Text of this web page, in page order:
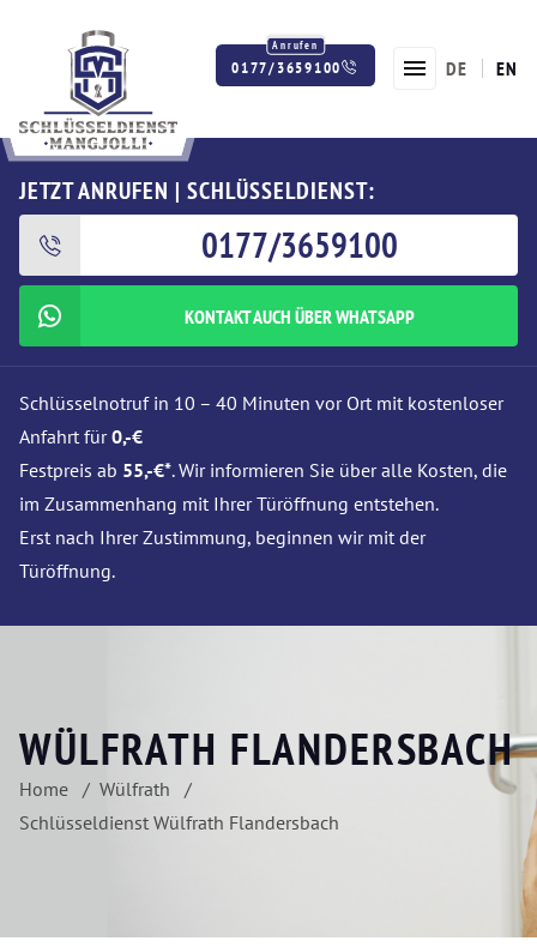
0177/3659100 DE EN
JETZT ANRUFEN | SCHLÜSSELDIENST:
0177/3659100
KONTAKT AUCH ÜBER WHATSAPP
Schlüsselnotruf in 10 – 40 Minuten vor Ort mit kostenloser
Anfahrt für0,-€
Festpreis ab 55,-€*. Wir informieren Sie über alle Kosten, die
im Zusammenhang mit Ihrer Türöffnung entstehen.
Erst nach Ihrer Zustimmung, beginnen wir mit der
Türöffnung.
WÜLFRATH FLANDERSBACH
Home
Wülfrath
Schlüsseldienst Wülfrath Flandersbach